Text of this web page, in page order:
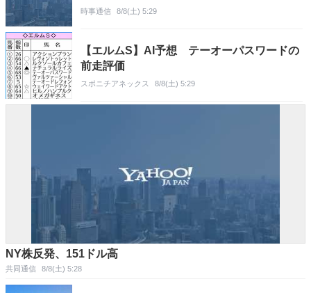
時事通信 8/8(土) 5:29
【エルムS】AI予想 テーオーパスワードの
前走評価
スポニチアネックス 8/8(土) 5:29
NY株反発、151ドル高
共同通信 8/8(土) 5:28